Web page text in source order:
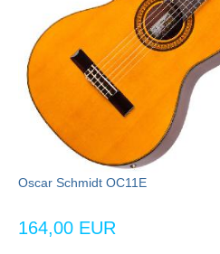
Oscar Schmidt OC11E
164,00 EUR